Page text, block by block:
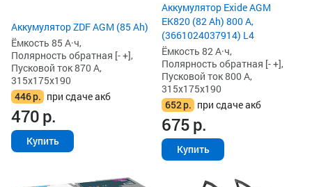
Аккумулятор ZDF AGM (85 Ah)
Ёмкость 85 А·ч,
Полярность обратная [- +],
Пусковой ток 870 А,
315x175x190
446р. при сдаче акб
470р.
Купить
Аккумулятор Exide AGM
EK820 (82 Ah) 800 А,
(3661024037914) L4
Ёмкость 82 А·ч,
Полярность обратная [- +],
Пусковой ток 800 А,
315x175x190
652р. при сдаче акб
675р.
Купить